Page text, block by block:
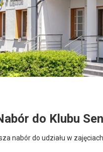
do Klubu
nabór do udziału w